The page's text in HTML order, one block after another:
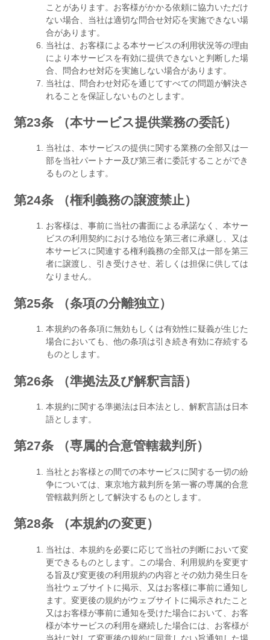
ことがあります。お客様がかかる依頼に協力いただけ
ない場合、当社は適切な問合せ対応を実施できない場
合があります。
当社は、お客様による本サービスの利用状況等の理由
により本サービスを有効に提供できないと判断した場
合、問合わせ対応を実施しない場合があります。
当社は、問合わせ対応を通じてすべての問題が解決さ
れることを保証しないものとします。
第23条 （本サービス提供業務の委託）
当社は、本サービスの提供に関する業務の全部又は一
部を当社パートナー及び第三者に委託することができ
るものとします。
第24条 （権利義務の譲渡禁止）
お客様は、事前に当社の書面による承諾なく、本サー
ビスの利用契約における地位を第三者に承継し、又は
本サービスに関連する権利義務の全部又は一部を第三
者に譲渡し、引き受けさせ、若しくは担保に供しては
なりません。
第25条 （条項の分離独立）
本規約の各条項に無効もしくは有効性に疑義が生じた
場合においても、他の条項は引き続き有効に存続する
ものとします。
第26条 （準拠法及び解釈言語）
本規約に関する準拠法は日本法とし、解釈言語は日本
語とします。
第27条 （専属的合意管轄裁判所）
当社とお客様との間での本サービスに関する一切の紛
争については、東京地方裁判所を第一審の専属的合意
管轄裁判所として解決するものとします。
第28条 （本規約の変更）
当社は、本規約を必要に応じて当社の判断において変
更できるものとします。この場合、利用規約を変更す
る旨及び変更後の利用規約の内容とその効力発生日を
当社ウェブサイトに掲示、又はお客様に事前に通知し
ます。変更後の規約がウェブサイトに掲示されたこと
又はお客様が事前に通知を受けた場合において、お客
様が本サービスの利用を継続した場合には、お客様が
当社に対して変更後の規約に同意しない旨通知した場